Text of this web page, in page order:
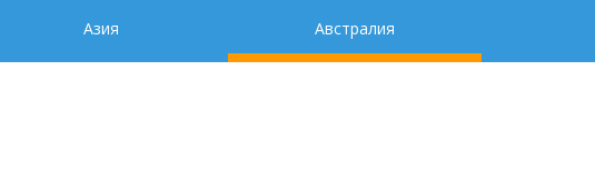
Азия Австралия